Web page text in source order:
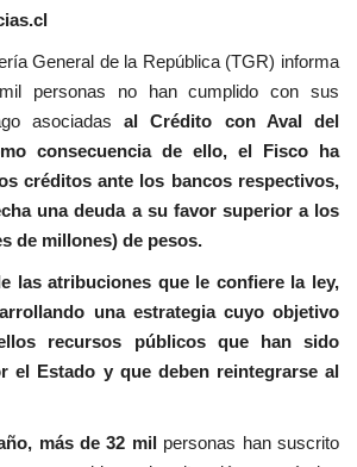
de la República (TGR) informa
personas no han cumplido con sus
asociadas al Crédito con Aval del
consecuencia de ello, el Fisco ha
créditos ante los bancos respectivos,
una deuda a su favor superior a los
de millones) de pesos.
las atribuciones que le confiere la ley,
una estrategia cuyo objetivo
recursos públicos que han sido
el Estado y que deben reintegrarse al
más de 32 mil personas han suscrito